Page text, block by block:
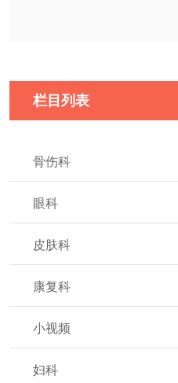
栏目列表
骨伤科
眼科
皮肤科
康复科
小视频
妇科